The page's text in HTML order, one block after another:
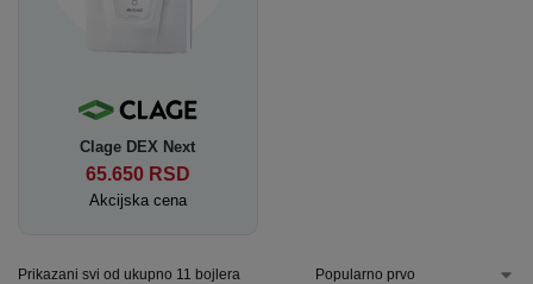
Clage DEX Next
65.650 RSD
Akcijska cena
Prikazani svi od ukupno 11 bojlera